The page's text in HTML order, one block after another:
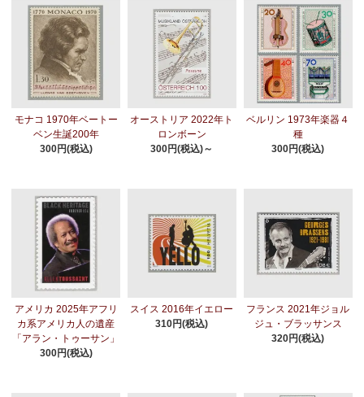
モナコ 1970年ベートー
ベン生誕200年
300円(税込)
オーストリア 2022年ト
ロンボーン
300円(税込)～
ベルリン 1973年楽器４
種
300円(税込)
アメリカ 2025年アフリ
カ系アメリカ人の遺産
「アラン・トゥーサン」
300円(税込)
スイス 2016年イエロー
310円(税込)
フランス 2021年ジョル
ジュ・ブラッサンス
320円(税込)